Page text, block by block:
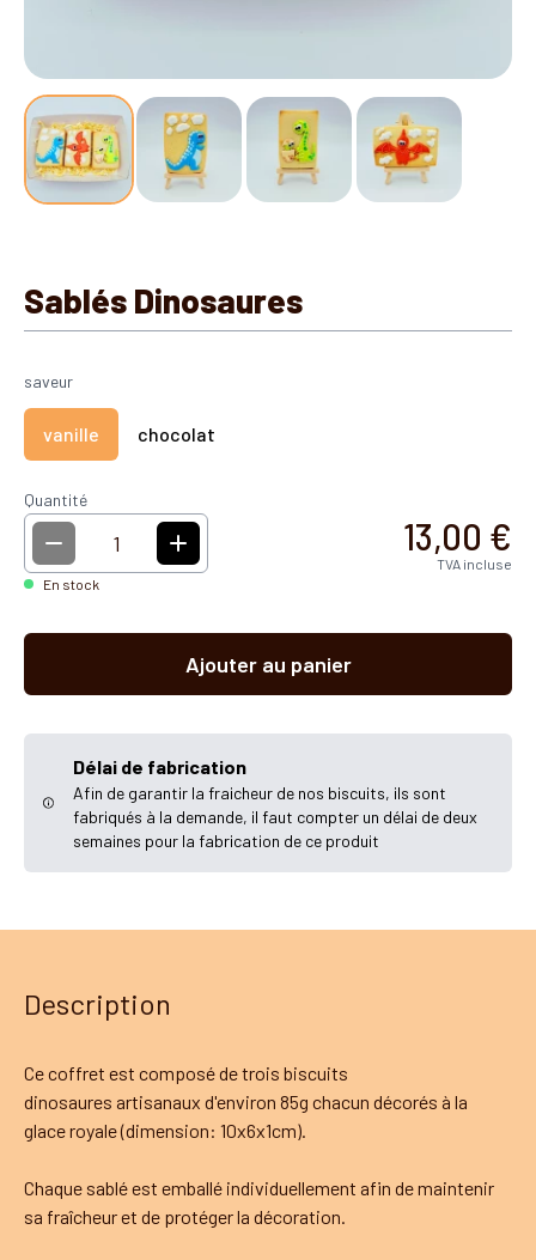
Sablés Dinosaures
saveur
vanille chocolat
Quantité
1 13,00 €
TVA incluse
En stock
Ajouter au panier
Délai de fabrication
Afin de garantir la fraicheur de nos biscuits, ils sont
fabriqués à la demande, il faut compter un délai de deux
semaines pour la fabrication de ce produit
Description
Ce coffret est composé de trois biscuits
dinosaures artisanaux d'environ 85g chacun décorés à la
glace royale (dimension: 10x6x1cm).
Chaque sablé est emballé individuellement afin de maintenir
sa fraîcheur et de protéger la décoration.